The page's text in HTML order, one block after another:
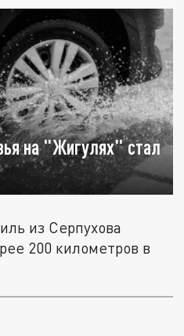
на "Жигулях" стал
из Серпухова
200 километров в